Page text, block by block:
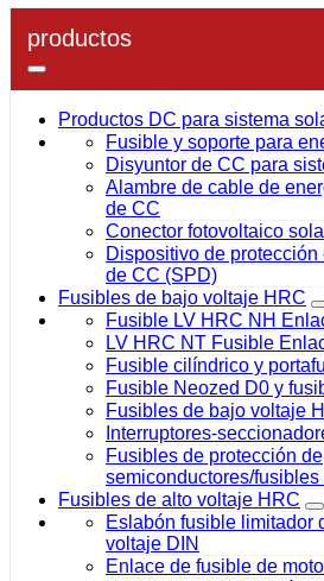
productos
Productos DC para sistema
Fusible y soporte para
Disyuntor de CC para
Alambre de cable de
de CC
Conector fotovoltaico
Dispositivo de
de CC (SPD)
Fusibles de bajo voltaje HRC
Fusible LV HRC NH
LV HRC NT Fusible
Fusible cilíndrico y
Fusible Neozed D0 y
Fusibles de bajo voltaje
Interruptores-
Fusibles de protección de
semiconductores/
Fusibles de alto voltaje HRC
Eslabón fusible limitador
voltaje DIN
Enlace de fusible de